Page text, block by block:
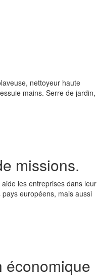
nettoyeur haute
mains. Serre de jardin,
missions.
les entreprises dans leur
européens, mais aussi
économique